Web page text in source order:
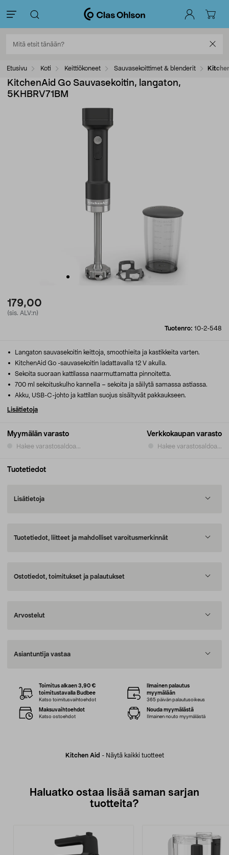
Etusivu Koti Keittiökoneet Sauvasekoittimet & blenderit
KitchenAid Go Sauvasekoitin, langaton,
5KHBRV71BM
179,00
(sis. ALV:n)
Tuotenro: 10-2-548
Myymälän varasto
Hakee varastosaldoa...
Verkkokaupan varasto
Hakee varastosaldoa...
Langaton sauvasekoitin keittoja, smoothieita ja kastikkeita varten.
KitchenAid Go -sauvasekoitin ladattavalla 12 V akulla.
Sekoita suoraan kattilassa naarmuttamatta pinnoitetta.
700 ml sekoituskulho kannella – sekoita ja säilytä samassa astiassa.
Akku, USB-C-johto ja kattilan suojus sisältyvät pakkaukseen.
Lisätietoja
Tuotetiedot
Lisätietoja
Tuotetiedot, liitteet ja mahdolliset varoitusmerkinnät
Ostotiedot, toimitukset ja palautukset
Arvostelut
Asiantuntija vastaa
Kitchen Aid - Näytä kaikki tuotteet
Toimitus alkaen 3,90 €
toimitustavalla Budbee
Katso toimitusvaihtoehdot
Ilmainen palautus
myymälään
365 päivän palautusoikeus
Maksuvaihtoehdot
Katso ostoehdot
Nouda myymälästä
Ilmainen nouto myymälästä
Haluatko ostaa lisää saman sarjan
tuotteita?